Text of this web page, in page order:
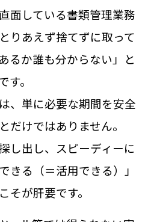
面している書類管理業務
りあえず捨てずに取って
るか誰も分からない」と
。
、単に必要な期間を安全
だけではありません。
し出し、スピーディーに
きる（＝活用できる）」
そが肝要です。